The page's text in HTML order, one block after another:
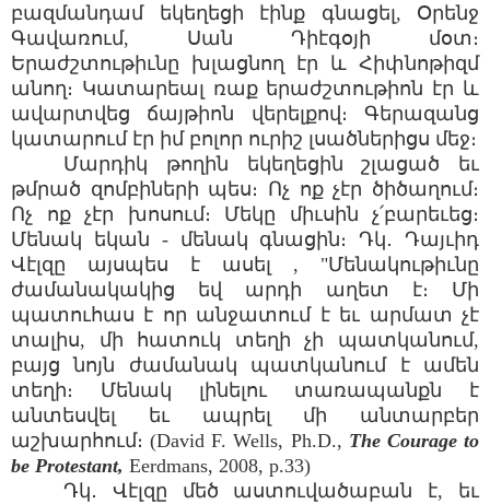
բազմանդամ եկեղեցի էինք գնացել, Օրենջ
Գավառում, Սան Դիէգօյի մօտ։
Երաժշտութիւնը խլացնող էր և Հիփնոթիզմ
անող։ Կատարեալ ռաք երաժշտութիոն էր և
ավարտվեց ճայթիոն վերելքով։ Գերազանց
կատարում էր իմ բոլոր ուրիշ լսածներիցս մեջ։
Մարդիկ թողին եկեղեցին շլացած եւ
թմրած զոմբիների պես։ Ոչ ոք չէր ծիծաղում։
Ոչ ոք չէր խոսում։ Մեկը միւսին չ՛բարեւեց։
Մենակ եկան - մենակ գնացին։ Դկ․ Դայւիդ
Վէլզը այսպես է ասել , "Մենակութիւնը
ժամանակակից եվ արդի աղետ է։ Մի
պատուհաս է որ անջատում է եւ արմատ չէ
տալիս, մի հատուկ տեղի չի պատկանում,
բայց նոյն ժամանակ պատկանում է ամեն
տեղի։ Մենակ լինելու տառապանքն է
անտեսվել եւ ապրել մի անտարբեր
աշխարհում։ (David F. Wells, Ph.D., The Courage to
be Protestant, Eerdmans, 2008, p.33)
Դկ․ Վէլզը մեծ աստուվածաբան է, եւ